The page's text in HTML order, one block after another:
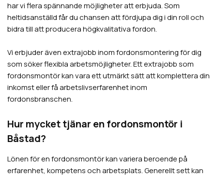
har vi flera spännande möjligheter att erbjuda. Som
heltidsanställd får du chansen att fördjupa dig i din roll och
bidra till att producera högkvalitativa fordon.
Vi erbjuder även extrajobb inom fordonsmontering för dig
som söker flexibla arbetsmöjligheter. Ett extrajobb som
fordonsmontör kan vara ett utmärkt sätt att komplettera din
inkomst eller få arbetslivserfarenhet inom
fordonsbranschen.
Hur mycket tjänar en fordonsmontör i
Båstad?
Lönen för en fordonsmontör kan variera beroende på
erfarenhet, kompetens och arbetsplats. Generellt sett kan